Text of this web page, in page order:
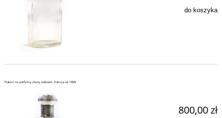
do koszyka
Flakon na perfumy okuty srebrem, Francja ok 1900r
800,00 zł